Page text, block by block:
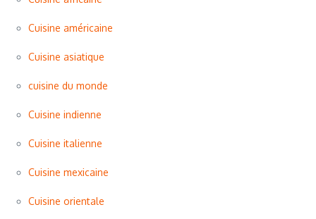
Cuisine américaine
Cuisine asiatique
cuisine du monde
Cuisine indienne
Cuisine italienne
Cuisine mexicaine
Cuisine orientale